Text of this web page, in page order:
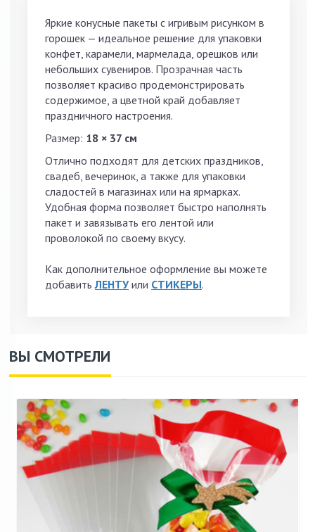
Яркие конусные пакеты с игривым рисунком в
горошек — идеальное решение для упаковки
конфет, карамели, мармелада, орешков или
небольших сувениров. Прозрачная часть
позволяет красиво продемонстрировать
содержимое, а цветной край добавляет
праздничного настроения.
Размер: 18 × 37 см
Отлично подходят для детских праздников,
свадеб, вечеринок, а также для упаковки
сладостей в магазинах или на ярмарках.
Удобная форма позволяет быстро наполнять
пакет и завязывать его лентой или
проволокой по своему вкусу.
Как дополнительное оформление вы можете
добавитьЛЕНТУили СТИКЕРЫ.
ВЫ СМОТРЕЛИ